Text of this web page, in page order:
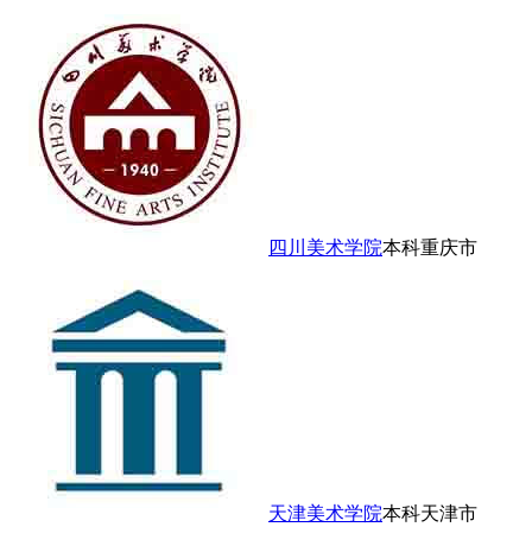
四川美术学院本科重庆市
天津美术学院本科天津市